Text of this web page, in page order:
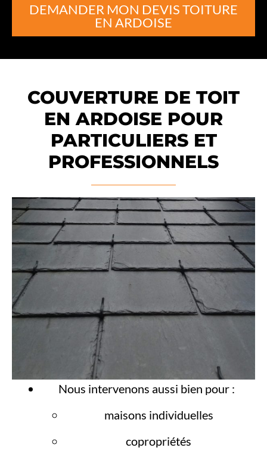
DEMANDER MON DEVIS TOITURE
EN ARDOISE
COUVERTURE DE TOIT
EN ARDOISE POUR
PARTICULIERS ET
PROFESSIONNELS
Nous intervenons aussi bien pour :
maisons individuelles
copropriétés